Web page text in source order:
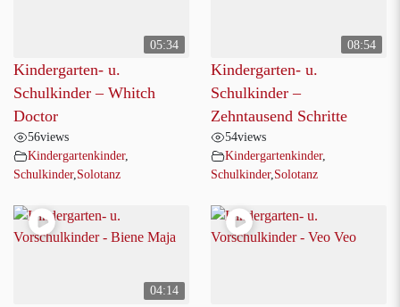
05:34
Kindergarten- u.
Schulkinder – Whitch
Doctor
56views
Kindergartenkinder,
Schulkinder, Solotanz
08:54
Kindergarten- u.
Schulkinder –
Zehntausend Schritte
54views
Kindergartenkinder,
Schulkinder, Solotanz
04:14